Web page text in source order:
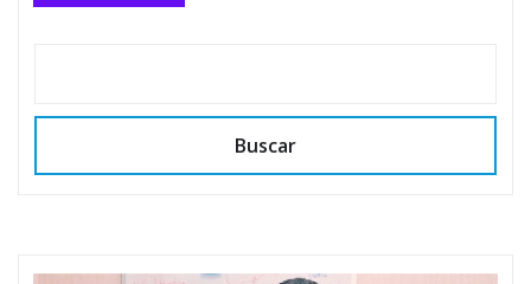
Buscar